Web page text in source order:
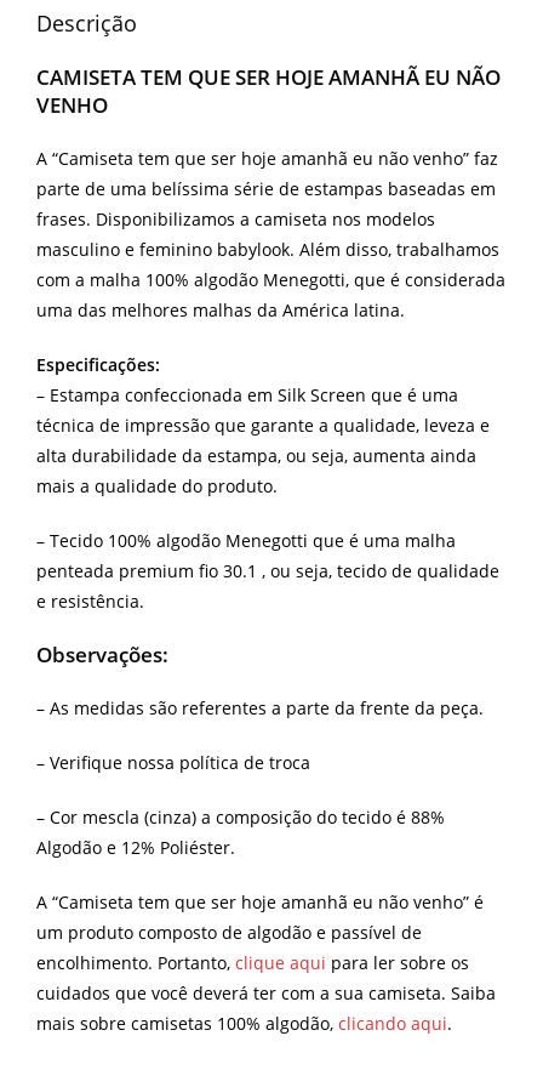
Descrição
CAMISETA TEM QUE SER HOJE AMANHÃ EU NÃO
VENHO
A “Camiseta tem que ser hoje amanhã eu não venho” faz
parte de uma belíssima série de estampas baseadas em
frases. Disponibilizamos a camiseta nos modelos
masculino e feminino babylook. Além disso, trabalhamos
com a malha 100% algodão Menegotti, que é considerada
uma das melhores malhas da América latina.
Especificações:
– Estampa confeccionada em Silk Screen que é uma
técnica de impressão que garante a qualidade, leveza e
alta durabilidade da estampa, ou seja, aumenta ainda
mais a qualidade do produto.
– Tecido 100% algodão Menegotti que é uma malha
penteada premium fio 30.1 , ou seja, tecido de qualidade
e resistência.
Observações:
– As medidas são referentes a parte da frente da peça.
– Verifique nossa política de troca
– Cor mescla (cinza) a composição do tecido é 88%
Algodão e 12% Poliéster.
A “Camiseta tem que ser hoje amanhã eu não venho” é
um produto composto de algodão e passível de
encolhimento. Portanto, clique aqui para ler sobre os
cuidados que você deverá ter com a sua camiseta. Saiba
mais sobre camisetas 100% algodão, clicando aqui.